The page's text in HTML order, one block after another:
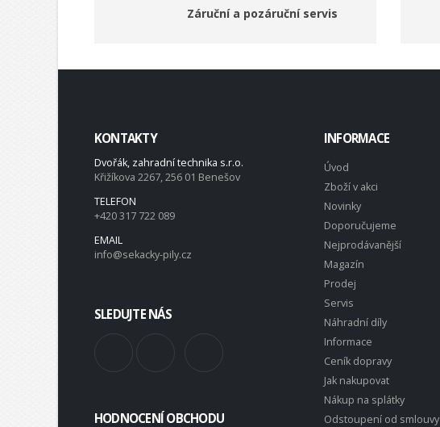
Záruční a pozáruční servis
KONTAKTY
Dvořák, zahradní technika s.r.o.
Křižíkova 2267, 256 01 Benešov
TELEFON
+420 317 722 089
EMAIL
info@sekacky-pily.cz
SLEDUJTE NÁS
HODNOCENÍ OBCHODU
INFORMACE
Úvod
Zboží v akci
Novinky
Doporučujeme
Nejprodávanější
Magazín
Prodej
Servis
Náhradní díly
Informace
Ceník dopravy
Jak nakupovat
Nákup na splátky
Odstoupení od smlouvy